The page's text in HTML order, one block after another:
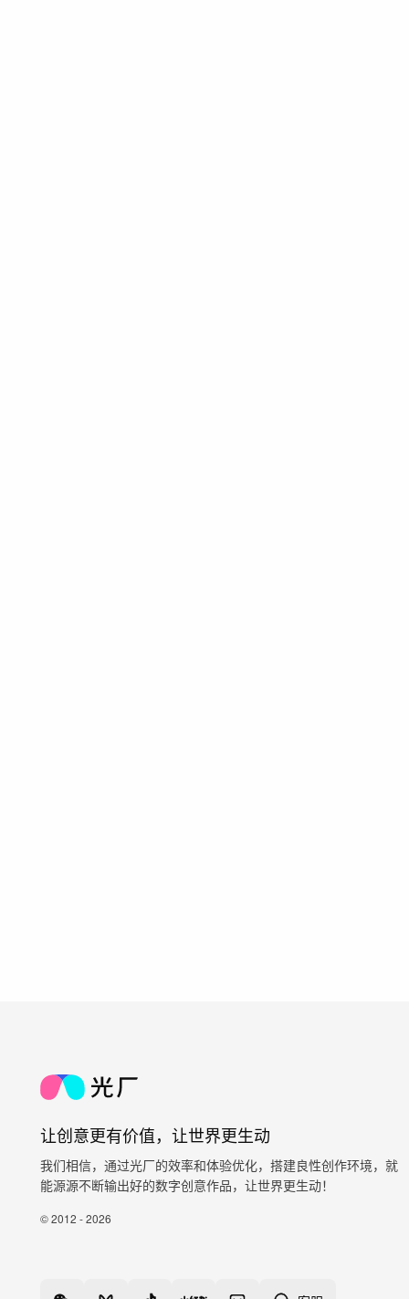
让创意更有价值，让世界更生动
我们相信，通过光厂的效率和体验优化，搭建良性创作环境，就
能源源不断输出好的数字创意作品，让世界更生动！
© 2012 - 2026